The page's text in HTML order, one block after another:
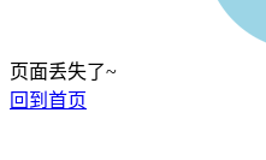
页面丢失了~
回到首页